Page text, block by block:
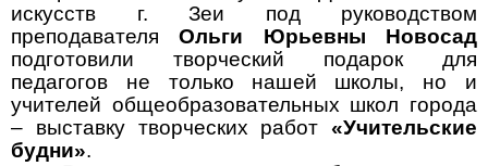
искусств г. Зеи под руководством
преподавателяОльги Юрьевны Новосад
подготовили творческий подарок для
педагогов не только нашей школы, но и
учителей общеобразовательных школ города
– выставку творческих работ «Учительские
будни».